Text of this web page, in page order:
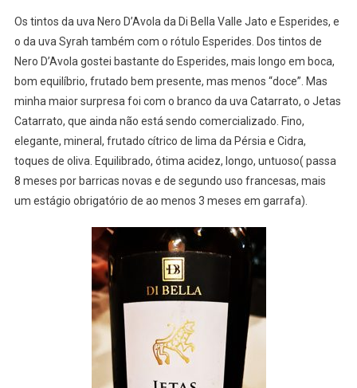
Os tintos da uva Nero D’Avola da Di Bella Valle Jato e Esperides, e
o da uva Syrah também com o rótulo Esperides. Dos tintos de
Nero D’Avola gostei bastante do Esperides, mais longo em boca,
bom equilíbrio, frutado bem presente, mas menos “doce”. Mas
minha maior surpresa foi com o branco da uva Catarrato, o Jetas
Catarrato, que ainda não está sendo comercializado. Fino,
elegante, mineral, frutado cítrico de lima da Pérsia e Cidra,
toques de oliva. Equilibrado, ótima acidez, longo, untuoso( passa
8 meses por barricas novas e de segundo uso francesas, mais
um estágio obrigatório de ao menos 3 meses em garrafa).